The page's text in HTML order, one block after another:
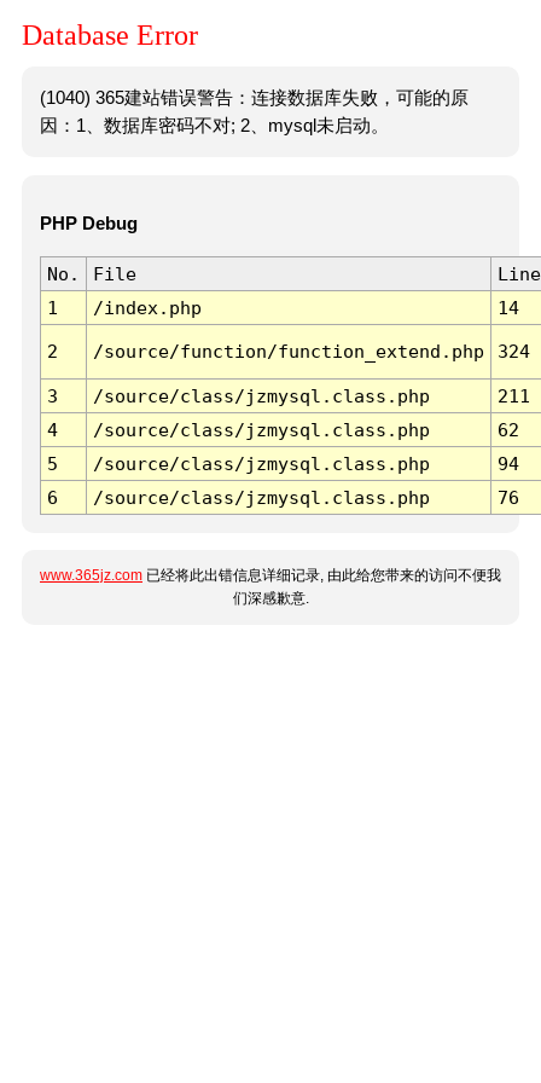
Database Error
(1040) 365建站错误警告：连接数据库失败，可能的原
因：1、数据库密码不对; 2、mysql未启动。
PHP Debug
No. File
Line
1
/index.php 14
2 /source/function/function_extend.php 324
3 /source/class/jzmysql.class.php
211
4
/source/class/jzmysql.class.php
62
5
/source/class/jzmysql.class.php
94
6
/source/class/jzmysql.class.php 76
www.365jz.com 已经将此出错信息详细记录, 由此给您带来的访问不便我
们深感歉意.